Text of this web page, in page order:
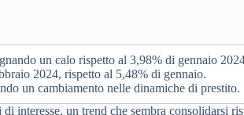
un calo rispetto al 3,98% di gennaio
2024, rispetto al 5,48% di gennaio.
un cambiamento nelle dinamiche di prestito.
un trend che sembra consolidarsi